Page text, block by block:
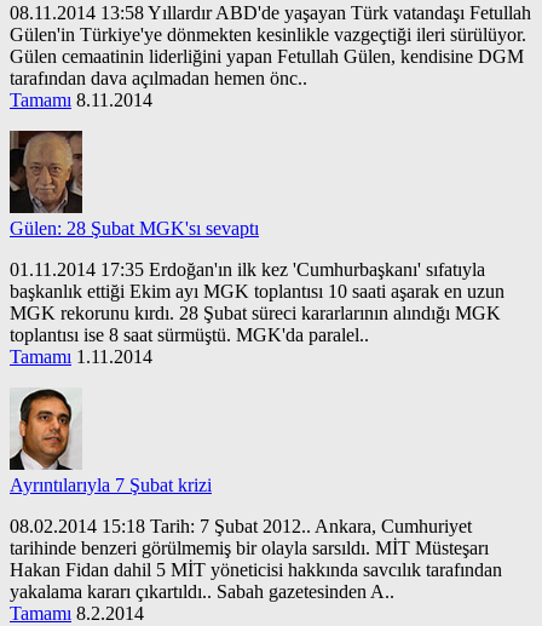
08.11.2014 13:58 Yıllardır ABD'de yaşayan Türk vatandaşı Fetullah
Gülen'in Türkiye'ye dönmekten kesinlikle vazgeçtiği ileri sürülüyor.
Gülen cemaatinin liderliğini yapan Fetullah Gülen, kendisine DGM
tarafından dava açılmadan hemen önc..
Tamamı 8.11.2014
Gülen: 28 Şubat MGK'sı sevaptı
01.11.2014 17:35 Erdoğan'ın ilk kez 'Cumhurbaşkanı' sıfatıyla
başkanlık ettiği Ekim ayı MGK toplantısı 10 saati aşarak en uzun
MGK rekorunu kırdı. 28 Şubat süreci kararlarının alındığı MGK
toplantısı ise 8 saat sürmüştü. MGK'da paralel..
Tamamı 1.11.2014
Ayrıntılarıyla 7 Şubat krizi
08.02.2014 15:18 Tarih: 7 Şubat 2012.. Ankara, Cumhuriyet
tarihinde benzeri görülmemiş bir olayla sarsıldı. MİT Müsteşarı
Hakan Fidan dahil 5 MİT yöneticisi hakkında savcılık tarafından
yakalama kararı çıkartıldı.. Sabah gazetesinden A..
Tamamı 8.2.2014